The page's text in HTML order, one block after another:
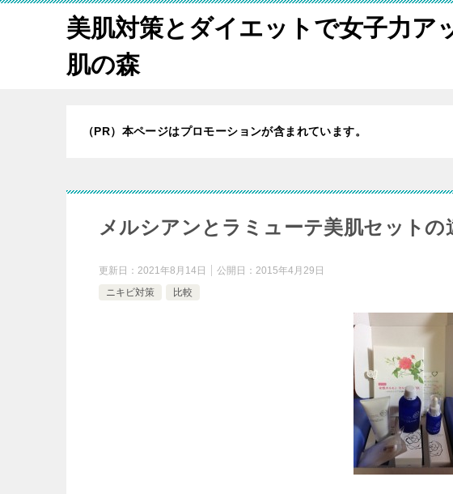
美肌対策とダイエットで女子力ア
肌の森
（PR）本ページはプロモーションが含まれています。
メルシアンとラミューテ美肌セットの
更新日： 2021年8月14日 公開日： 2015年4月29日
ニキビ対策
比較